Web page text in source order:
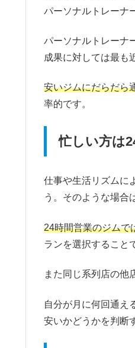
パーソナルトレーナ
パーソナルトレーナ
成果に対しては最も
安いジムにだらだら
率的です。
忙しい方は
仕事や生活リズムに
う。そのような場合
24時間営業のジムで
ランを選択すること
また同じ系列店の他
自分が月に何回通え
安いかどうかを判断